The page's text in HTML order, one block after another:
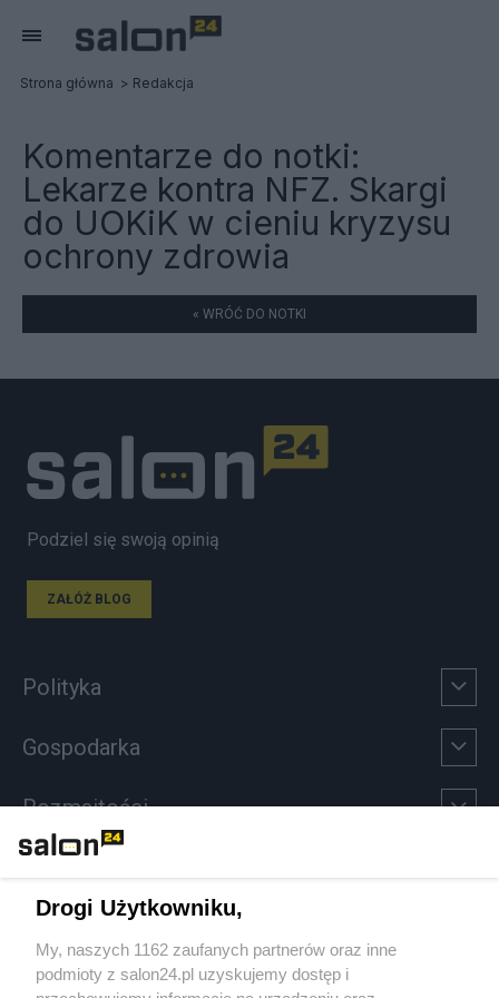
Strona główna Redakcja
Komentarze do notki:
Lekarze kontra NFZ. Skargi
do UOKiK w cieniu kryzysu
ochrony zdrowia
« WRÓĆ DO NOTKI
Podziel się swoją opinią
ZAŁÓŻ BLOG
Polityka
Gospodarka
Rozmaitości
Sport
Społeczeństwo
Drogi Użytkowniku,
My, naszych 1162 zaufanych partnerów oraz inne
podmioty z salon24.pl uzyskujemy dostęp i